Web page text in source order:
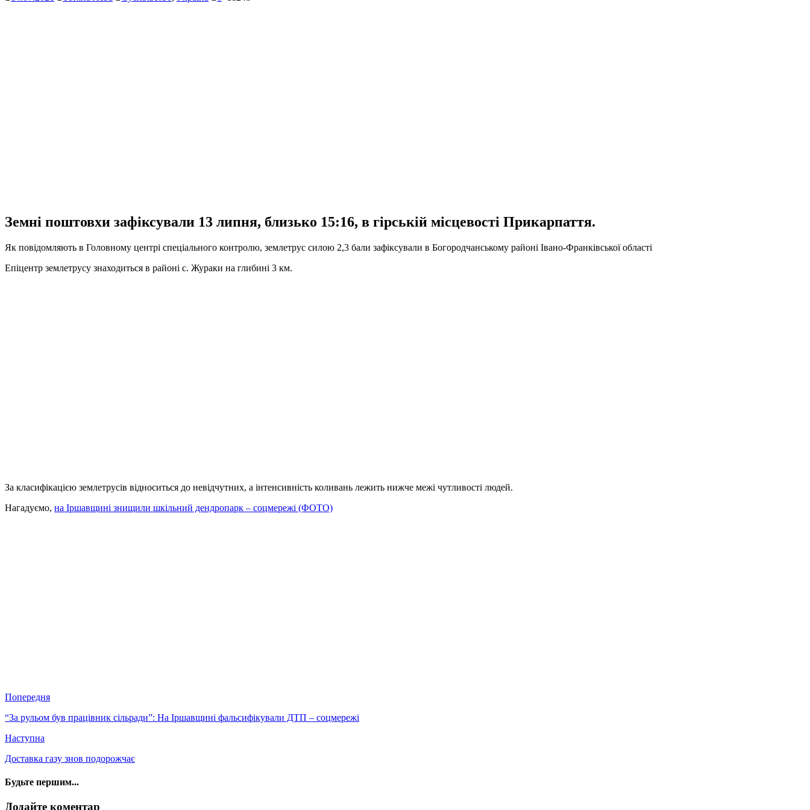
Земні поштовхи зафіксували 13 липня, близько 15:16, в гірській місцевості Прикарпаття.
Як повідомляють в Головному центрі спеціального контролю, землетрус силою 2,3 бали зафіксували в Богородчанському районі Івано-Франківської області
Епіцентр землетрусу знаходиться в районі с. Жураки на глибині 3 км.
За класифікацією землетрусів відноситься до невідчутних, а інтенсивність коливань лежить нижче межі чутливості людей.
Нагадуємо, на Іршавщині знищили шкільний дендропарк – соцмережі (ФОТО)
Попередня
“За рульом був працівник сільради”: На Іршавщині фальсифікували ДТП – соцмережі
Наступна
Доставка газу знов подорожчає
Будьте першим...
Додайте коментар